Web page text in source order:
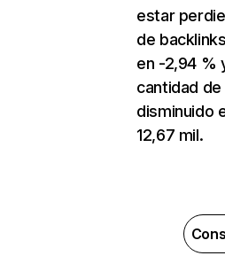
estar
de
en -2,94 %
cantidad
disminuido
12,67 mil.